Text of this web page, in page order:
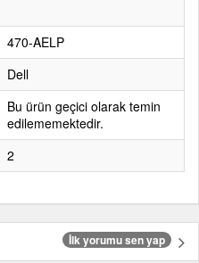
470-AELP
Dell
Bu ürün geçici olarak temin
edilememektedir.
2
İlk yorumu sen yap